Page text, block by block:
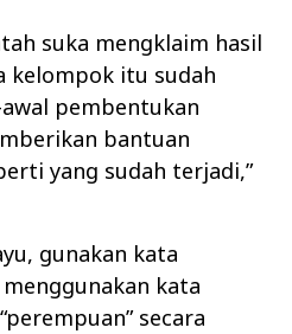
suka mengklaim hasil
kelompok itu sudah
pembentukan
bantuan
yang sudah terjadi,”
gunakan kata
kata
secara